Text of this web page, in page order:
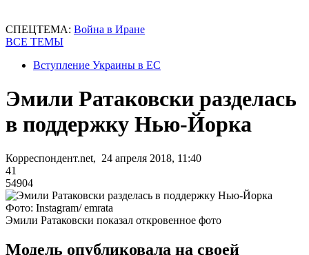
СПЕЦТЕМА: Война в Иране
ВСЕ ТЕМЫ
Вступление Украины в ЕС
Эмили Ратаковски разделась
в поддержку Нью-Йорка
Корреспондент.net, 24 апреля 2018, 11:40
41
54904
Фото: Instagram/ emrata
Эмили Ратаковски показал откровенное фото
Модель опубликовала на своей